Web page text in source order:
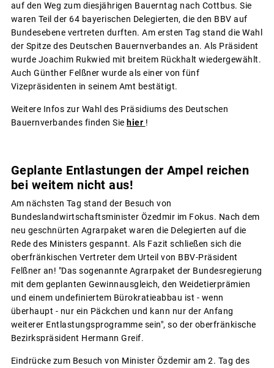
auf den Weg zum diesjährigen Bauerntag nach Cottbus. Sie
waren Teil der 64 bayerischen Delegierten, die den BBV auf
Bundesebene vertreten durften. Am ersten Tag stand die Wahl
der Spitze des Deutschen Bauernverbandes an. Als Präsident
wurde Joachim Rukwied mit breitem Rückhalt wiedergewählt.
Auch Günther Felßner wurde als einer von fünf
Vizepräsidenten in seinem Amt bestätigt.
Weitere Infos zur Wahl des Präsidiums des Deutschen
Bauernverbandes finden Sie hier !
Geplante Entlastungen der Ampel reichen
bei weitem nicht aus!
Am nächsten Tag stand der Besuch von
Bundeslandwirtschaftsminister Özedmir im Fokus. Nach dem
neu geschnürten Agrarpaket waren die Delegierten auf die
Rede des Ministers gespannt. Als Fazit schließen sich die
oberfränkischen Vertreter dem Urteil von BBV-Präsident
Felßner an! "Das sogenannte Agrarpaket der Bundesregierung
mit dem geplanten Gewinnausgleich, den Weidetierprämien
und einem undefiniertem Bürokratieabbau ist - wenn
überhaupt - nur ein Päckchen und kann nur der Anfang
weiterer Entlastungsprogramme sein", so der oberfränkische
Bezirkspräsident Hermann Greif.
Eindrücke zum Besuch von Minister Özdemir am 2. Tag des